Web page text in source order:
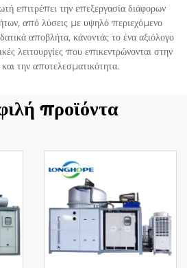
επιτρέπει την επεξεργασία διάφορων
από λύσεις με υψηλό περιεχόμενο
αποβλήτα, κάνοντάς το ένα αξιόλογο
λειτουργίες που επικεντρώνονται στην
την αποτελεσματικότητα.
προϊόντα